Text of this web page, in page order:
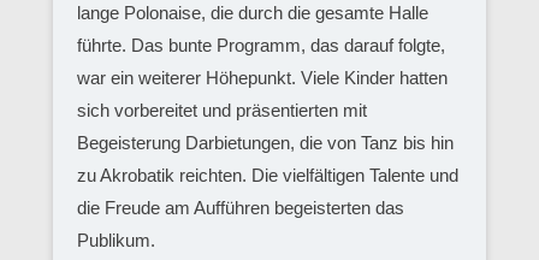
lange Polonaise, die durch die gesamte Halle
führte. Das bunte Programm, das darauf folgte,
war ein weiterer Höhepunkt. Viele Kinder hatten
sich vorbereitet und präsentierten mit
Begeisterung Darbietungen, die von Tanz bis hin
zu Akrobatik reichten. Die vielfältigen Talente und
die Freude am Aufführen begeisterten das
Publikum.